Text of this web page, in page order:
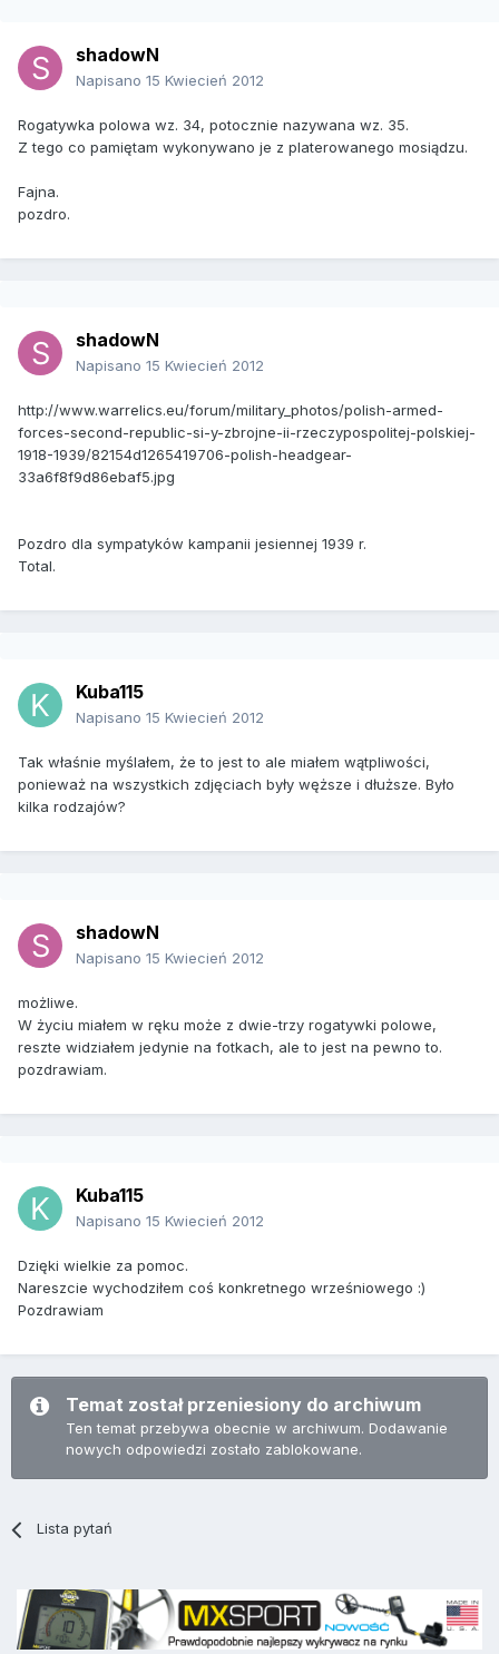
shadowN
Napisano 15 Kwiecień 2012
Rogatywka polowa wz. 34, potocznie nazywana wz. 35.
Z tego co pamiętam wykonywano je z platerowanego mosiądzu.
Fajna.
pozdro.
shadowN
Napisano 15 Kwiecień 2012
http://www.warrelics.eu/forum/military_photos/polish-armed-
forces-second-republic-si-y-zbrojne-ii-rzeczypospolitej-polskiej-
1918-1939/82154d1265419706-polish-headgear-
33a6f8f9d86ebaf5.jpg
Pozdro dla sympatyków kampanii jesiennej 1939 r.
Total.
Kuba115
Napisano 15 Kwiecień 2012
Tak właśnie myślałem, że to jest to ale miałem wątpliwości,
ponieważ na wszystkich zdjęciach były węższe i dłuższe. Było
kilka rodzajów?
shadowN
Napisano 15 Kwiecień 2012
możliwe.
W życiu miałem w ręku może z dwie-trzy rogatywki polowe,
reszte widziałem jedynie na fotkach, ale to jest na pewno to.
pozdrawiam.
Kuba115
Napisano 15 Kwiecień 2012
Dzięki wielkie za pomoc.
Nareszcie wychodziłem coś konkretnego wrześniowego :)
Pozdrawiam
Temat został przeniesiony do archiwum
Ten temat przebywa obecnie w archiwum. Dodawanie
nowych odpowiedzi zostało zablokowane.
Lista pytań